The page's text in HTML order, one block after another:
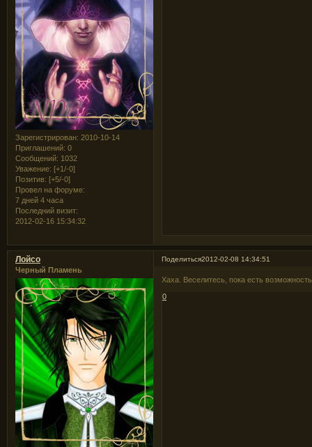
Зарегистрирован: 2010-10-14
Приглашений: 0
Сообщений: 1032
Уважение: [+1/-0]
Позитив: [+5/-0]
Провел на форуме:
7 дней 4 часа
Последний визит:
2012-02-16 15:34:32
Поделиться2012-02-08 14:34:51
Лойсо
Черный Пламень
Хаха. Веселитесь, пока есть
0